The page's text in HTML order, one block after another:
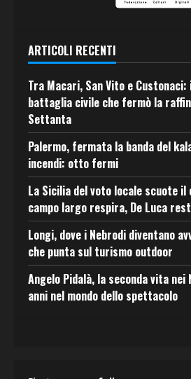
ARTICOLI RECENTI
Tra Macari, San Vito e
battaglia civile che fermò la
Settanta
Palermo, fermata la banda del
incendi: otto fermi
La Sicilia del voto locale scuote
campo largo respira, De Luca
Longi, dove i Nebrodi diventano
che punta sul turismo outdoor
Angelo Pidalà, la seconda vita nei
anni nel mondo dello spettacolo